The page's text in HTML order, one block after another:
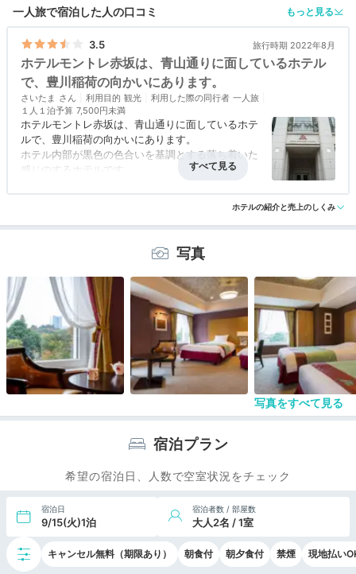
ロンドンのタウンハウスをイメージした、上品でクラシ
カルな空間
朝から贅沢気分。こだわりの和洋メニューが並ぶ朝食ビ
ュッフェ
一人旅で宿泊した人の口コミ もっと見る
3.5 旅行時期 2022年8月
ホテルモントレ赤坂は、青山通りに面しているホテル
で、豊川稲荷の向かいにあります。
さいたま 利用目的 観光 利用した際の同行者 一人旅
１人１泊予算 7,500円未満
ホテルモントレ赤坂は、青山通りに面しているホテ
ルで、豊川稲荷の向かいにあります。
ホテル内部が黒色の色合いを基調とする落ち着いた
感じのするホテルです。
のフロントは、入り口からやや奥まっています。
フロントのスタッフは、気が置けない気さくな感じ
で、宿泊客の気持ちを和ませてくれます。
特に、観光案内に関しては、微に入り際にわたる説
明をしてくれます。
宿泊客が、いろいろ質問するので、説明のツボを感
じ取っているのでしょう。
フロントから道路沿い側には、暖炉が置かれてい
て、レトロな感じを醸し出しています。
風情を感じる場所です。
ゆっくりとした気分に浸ることができるホテルで
す。
アクセス 3.5 コスパ 3.5 客室 3.5 接客対応 3.5 風呂 3.5
ホテルの紹介と売上のしくみ
写真
写真をすべて見る
宿泊プラン
希望の宿泊日、人数で空室状況をチェック
宿泊日
9/15(火)1泊
宿泊者数 / 部屋数
大人2名 / 1室
キャンセル無料（期限あり） 朝食付 朝夕食付 禁煙 現地払い